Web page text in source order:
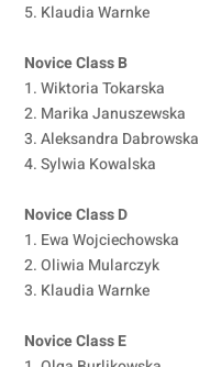
5. Klaudia Warnke
Novice Class B
1. Wiktoria Tokarska
2. Marika Januszewska
3. Aleksandra Dabrowska
4. Sylwia Kowalska
Novice Class D
1. Ewa Wojciechowska
2. Oliwia Mularczyk
3. Klaudia Warnke
Novice Class E